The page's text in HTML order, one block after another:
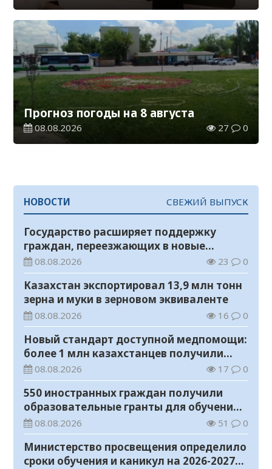
Прогноз погоды на 8 августа
08.08.2026 27 0
НОВОСТИ СВЕЖИЙ ВЫПУСК
Государство расширяет поддержку
граждан, переезжающих в новые
регионы для работы
08.08.2026 23 0
Казахстан экспортировал 13,9 млн тонн
зерна и муки в зерновом эквиваленте
08.08.2026 16 0
Новый стандарт доступной медпомощи:
более 1 млн казахстанцев получили
телемедицинские услуги
08.08.2026 17 0
550 иностранных граждан получили
образовательные гранты для обучения в
Казахстане
08.08.2026 51 0
Министерство просвещения определило
сроки обучения и каникул на 2026-2027